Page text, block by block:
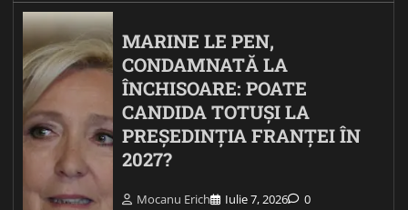
MARINE LE PEN,
CONDAMNATĂ LA
ÎNCHISOARE: POATE
CANDIDA TOTUȘI LA
PREȘEDINȚIA FRANȚEI ÎN
2027?
Mocanu Erich Iulie 7, 2026 0